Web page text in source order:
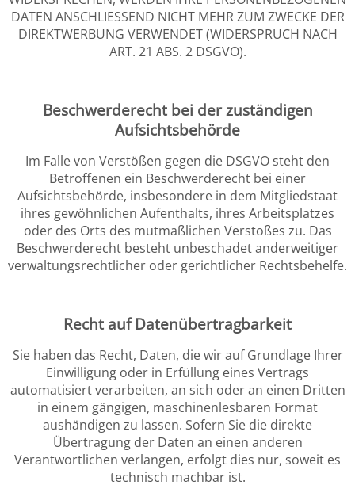
DATEN ANSCHLIESSEND NICHT MEHR ZUM ZWECKE DER
DIREKTWERBUNG VERWENDET (WIDERSPRUCH NACH
ART. 21 ABS. 2 DSGVO).
Beschwerde­recht bei der zuständigen
Aufsichts­behörde
Im Falle von Verstößen gegen die DSGVO steht den
Betroffenen ein Beschwerderecht bei einer
Aufsichtsbehörde, insbesondere in dem Mitgliedstaat
ihres gewöhnlichen Aufenthalts, ihres Arbeitsplatzes
oder des Orts des mutmaßlichen Verstoßes zu. Das
Beschwerderecht besteht unbeschadet anderweitiger
verwaltungsrechtlicher oder gerichtlicher Rechtsbehelfe.
Recht auf Daten­übertrag­barkeit
Sie haben das Recht, Daten, die wir auf Grundlage Ihrer
Einwilligung oder in Erfüllung eines Vertrags
automatisiert verarbeiten, an sich oder an einen Dritten
in einem gängigen, maschinenlesbaren Format
aushändigen zu lassen. Sofern Sie die direkte
Übertragung der Daten an einen anderen
Verantwortlichen verlangen, erfolgt dies nur, soweit es
technisch machbar ist.